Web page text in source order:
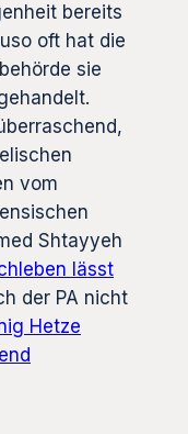
bereits
oft hat die
sie
vom
Shtayyeh
lässt
der PA nicht
Hetze